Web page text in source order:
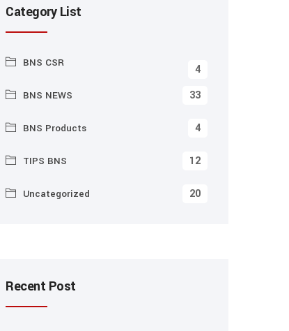
Category List
BNS CSR 4
BNS NEWS 33
BNS Products 4
TIPS BNS 12
Uncategorized 20
Recent Post